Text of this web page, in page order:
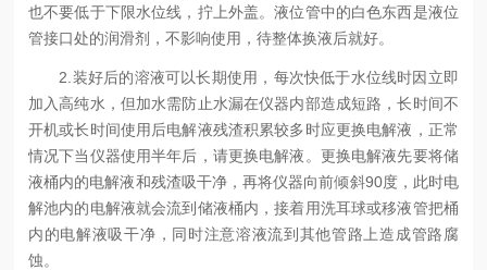
也不要低于下限水位线，拧上外盖。液位管中的白色东西是液位
管接口处的润滑剂，不影响使用，待整体换液后就好。
2.装好后的溶液可以长期使用，每次快低于水位线时因立即
加入高纯水，但加水需防止水漏在仪器内部造成短路，长时间不
开机或长时间使用后电解液残渣积累较多时应更换电解液，正常
情况下当仪器使用半年后，请更换电解液。更换电解液先要将储
液桶内的电解液和残渣吸干净，再将仪器向前倾斜90度，此时电
解池内的电解液就会流到储液桶内，接着用洗耳球或移液管把桶
内的电解液吸干净，同时注意溶液流到其他管路上造成管路腐
蚀。